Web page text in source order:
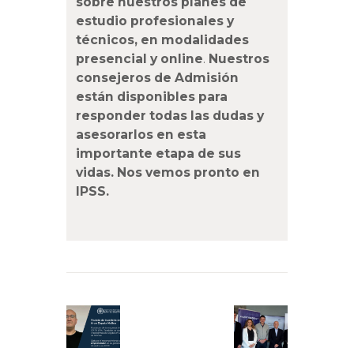
estudio profesionales y
técnicos, en modalidades
presencial y online. Nuestros
consejeros de Admisión
están disponibles para
responder todas las dudas y
asesorarlos en esta
importante etapa de sus
vidas. Nos vemos pronto en
IPSS.
de
entradas
Previous
post: